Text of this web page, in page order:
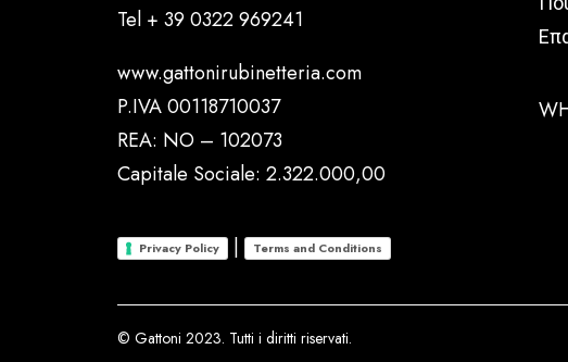
Tel + 39 0322 969241
www.gattonirubinetteria.com
P.IVA 00118710037
REA: NO – 102073
Capitale Sociale: 2.322.000,00
Privacy Policy | Terms and Conditions
© Gattoni 2023. Tutti i diritti riservati.